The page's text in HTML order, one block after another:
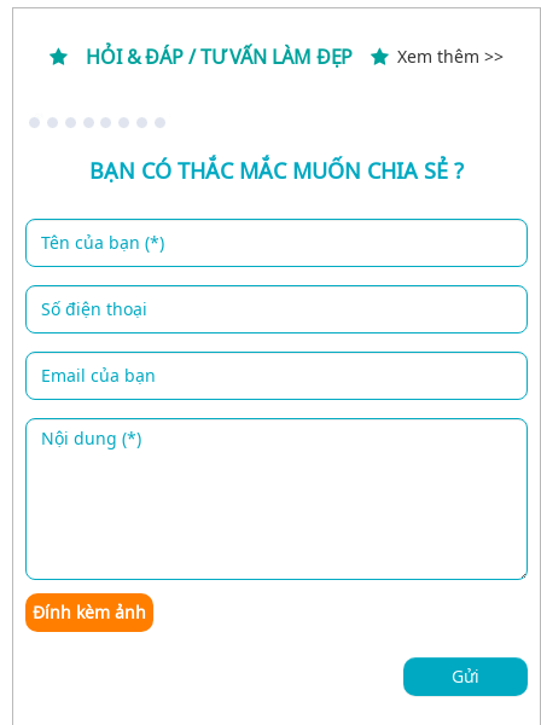
HỎI & ĐÁP / TƯ VẤN LÀM ĐẸP Xem thêm >>
BẠN CÓ THẮC MẮC MUỐN CHIA SẺ ?
Đính kèm ảnh
Gửi